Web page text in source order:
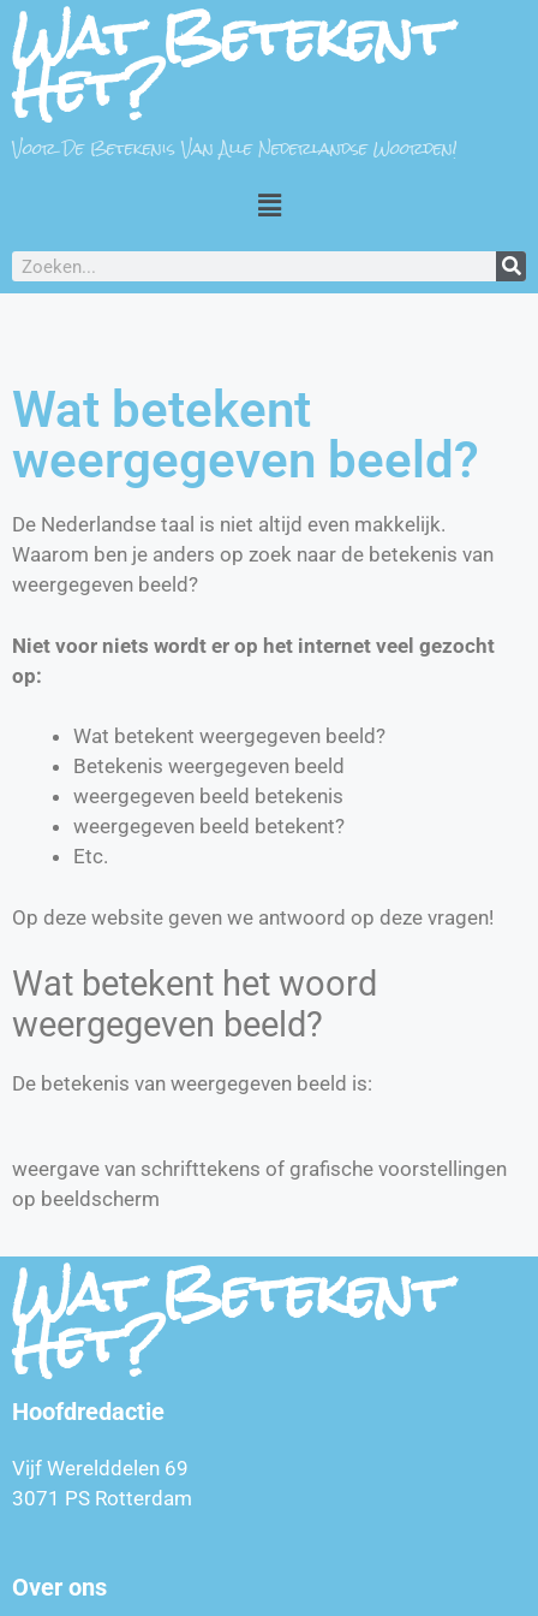
Wat Betekent
Het?
Voor De Betekenis Van Alle Nederlandse Woorden!
Wat betekent
weergegeven beeld?
De Nederlandse taal is niet altijd even makkelijk.
Waarom ben je anders op zoek naar de betekenis van
weergegeven beeld?
Niet voor niets wordt er op het internet veel gezocht
op:
Wat betekent weergegeven beeld?
Betekenis weergegeven beeld
weergegeven beeld betekenis
weergegeven beeld betekent?
Etc.
Op deze website geven we antwoord op deze vragen!
Wat betekent het woord
weergegeven beeld?
De betekenis van weergegeven beeld is:
weergave van schrifttekens of grafische voorstellingen
op beeldscherm
Wat Betekent
Het?
Hoofdredactie
Vijf Werelddelen 69
3071 PS Rotterdam
Over ons